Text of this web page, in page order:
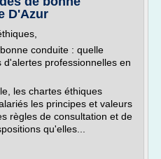
D'Azur
conduite : quelle
professionnelles en
les chartes éthiques
les principes et valeurs
règles de consultation et de
qu'elles...